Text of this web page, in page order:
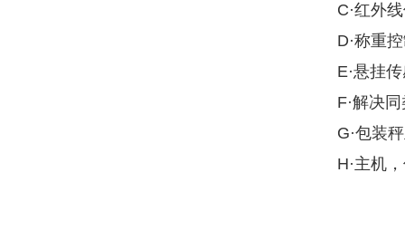
C·红外
D·称重
E·悬挂
F·解决
G·包装
H·主机